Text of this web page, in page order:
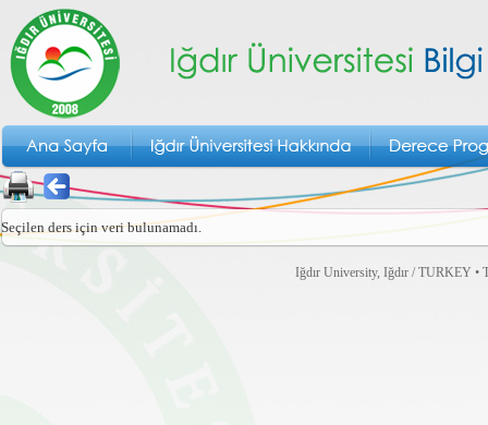
Seçilen ders için veri bulunamadı.
Iğdır University, Iğdır / TURKEY •